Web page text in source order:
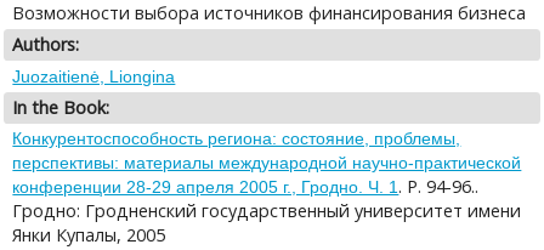
Возможности выбора источников финансирования бизнеса
Authors:
Juozaitienė, Liongina
In the Book:
Конкурентоспособность региона: состояние, проблемы,
перспективы: материалы международной научно-практической
конференции 28-29 апреля 2005 г., Гродно. Ч. 1. P. 94-96..
Гродно: Гродненский государственный университет имени
Янки Купалы, 2005